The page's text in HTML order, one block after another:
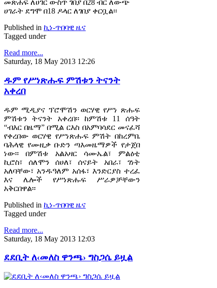
መጽሐፍ ለሀገር ውስጥ ገበያ በ28 ብር ለውጭ
ሀገራት ደግሞ በ18 ዶላር ለገበያ ቀርቧል፡፡
Published in ኪነ-ጥበባዊ ዜና
Tagged under
Read more...
Saturday, 18 May 2013 12:26
ዱም የሥነጽሑፍ ምሽቱን ትናንት
አቀረበ
ዱም ሚዲያና ፕሮሞሽን ወርሃዊ የሥነ ጽሑፍ
ምሽቱን ትናንት አቀረበ፡፡ ከምሽቱ 11 ሰዓት
“ብእር በዜማ” በሚል ርእስ በአምባሳደር መናፈሻ
የቀረበው ወርሃዊ የሥነጽሑፍ ምሽት በከረምቤ
ባሕላዊ የሙዚቃ ቡድን ጣእመዜማዎች የታጀበ
ነው፡፡ በምሽቱ አልአዛር ሳሙኤል፣ ምልዕቲ
ኪሮስ፣ ሰለሞን ሰሀለ፣ ሰናይት አበራ፣ ገነት
አለባቸው፣ አንዱዓለም አሰፋ፣ እንድርያስ ተረፈ
እና ሌሎች የሥነጽሑፍ ሥራዎቻቸውን
አቅርበዋል፡፡
Published in ኪነ-ጥበባዊ ዜና
Tagged under
Read more...
Saturday, 18 May 2013 12:03
ደደቢት ለ‹መለስ ዋንጫ› ግስጋሴ ይዟል